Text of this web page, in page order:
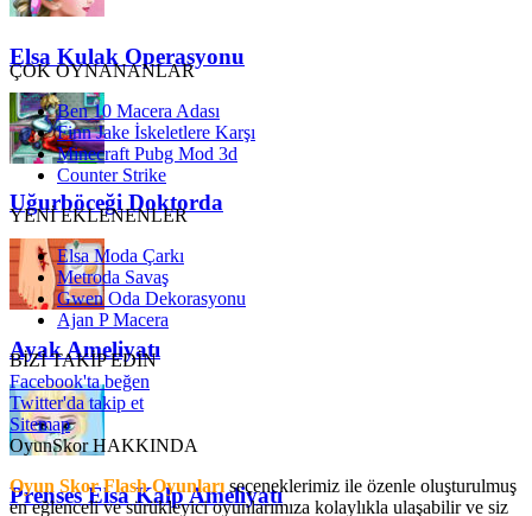
Elsa Kulak Operasyonu
Uğurböceği Doktorda
Ayak Ameliyatı
Prenses Elsa Kalp Ameliyatı
ÇOK OYNANANLAR
Ben 10 Macera Adası
Finn Jake İskeletlere Karşı
Minecraft Pubg Mod 3d
Counter Strike
YENİ EKLENENLER
Elsa Moda Çarkı
Metroda Savaş
Gwen Oda Dekorasyonu
Ajan P Macera
BİZİ TAKİP EDİN
Facebook'ta beğen
Twitter'da takip et
Sitemap
OyunSkor HAKKINDA
Oyun Skor Flash Oyunları seçeneklerimiz ile özenle oluşturulmuş
en eğlenceli ve sürükleyici oyunlarımıza kolaylıkla ulaşabilir ve siz